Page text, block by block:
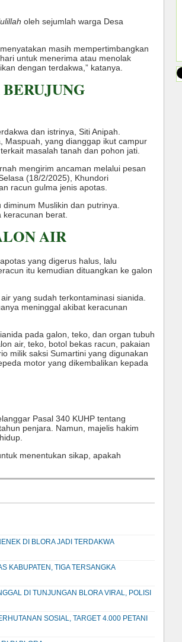
oleh sejumlah warga Desa
masih mempertimbangkan
untuk menerima atau menolak
dengan terdakwa,” katanya.
dan istrinya, Siti Anipah.
Maspuah, yang dianggap ikut campur
masalah tanah dan pohon jati.
mengirim ancaman melalui pesan
(18/2/2025), Khundori
racun gulma jenis apotas.
Muslikin dan putrinya.
berat.
AIR
yang digerus halus, lalu
itu kemudian dituangkan ke galon
yang sudah terkontaminasi sianida.
meninggal akibat keracunan
pada galon, teko, dan organ tubuh
air, teko, botol bekas racun, pakaian
milik saksi Sumartini yang digunakan
motor yang dikembalikan kepada
Pasal 340 KUHP tentang
penjara. Namun, majelis hakim
menentukan sikap, apakah
DI BLORA JADI TERDAKWA
KABUPATEN, TIGA TERSANGKA
DI TUNJUNGAN BLORA VIRAL, POLISI
SOSIAL, TARGET 4.000 PETANI